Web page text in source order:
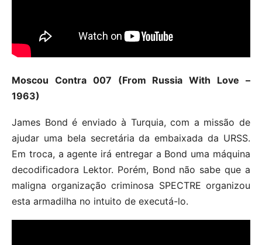
Moscou Contra 007 (From Russia With Love –
1963)
James Bond é enviado à Turquia, com a missão de
ajudar uma bela secretária da embaixada da URSS.
Em troca, a agente irá entregar a Bond uma máquina
decodificadora Lektor. Porém, Bond não sabe que a
maligna organização criminosa SPECTRE organizou
esta armadilha no intuito de executá-lo.